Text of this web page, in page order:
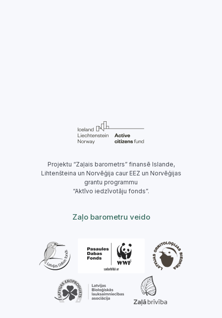
Projektu “Zaļais barometrs” finansē Islande,
Lihtenšteina un Norvēģija caur EEZ un Norvēģijas
grantu programmu
“Aktīvo iedzīvotāju fonds”.
Zaļo barometru veido